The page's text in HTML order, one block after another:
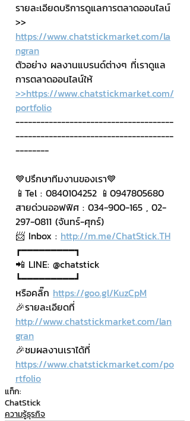
รายละเอียดบริการดูแลการตลาดออนไลน์
>>
https://www.chatstickmarket.com/la
ngran
ตัวอย่าง ผลงานแบรนด์ต่างๆ ที่เราดูแล
การตลาดออนไลน์ให้
>>https://www.chatstickmarket.com/
portfolio
--------------------------------------
--------------------------------------
--------
💙ปรึกษาทีมงานของเรา💙
📱Tel : 0840104252 📱0947805680
สายด่วนออฟฟิศ : 034-900-165 , 02-
297-0811 (จันทร์-ศุกร์)
📨 Inbox : http://m.me/ChatStick.TH
┏━━━━━━━━━┓
📲 LINE: @chatstick
┗━━━━━━━━━┛
หรือคลิ๊ก https://goo.gl/KuzCpM
🎉รายละเอียดที่
http://www.chatstickmarket.com/lan
gran
🎉ชมผลงานเราได้ที่
https://www.chatstickmarket.com/po
rtfolio
แท็ก:
ChatStick
ความรู้ธุรกิจ